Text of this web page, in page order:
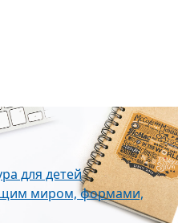
для детей
миром, формами,